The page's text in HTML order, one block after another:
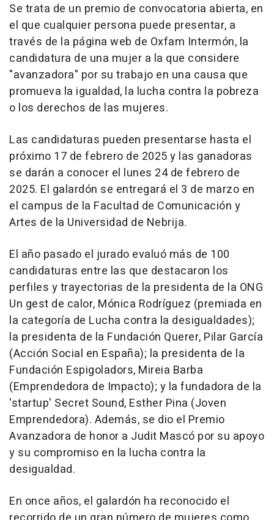
Se trata de un premio de convocatoria abierta, en
el que cualquier persona puede presentar, a
través de la página web de Oxfam Intermón, la
candidatura de una mujer a la que considere
"avanzadora" por su trabajo en una causa que
promueva la igualdad, la lucha contra la pobreza
o los derechos de las mujeres.
Las candidaturas pueden presentarse hasta el
próximo 17 de febrero de 2025 y las ganadoras
se darán a conocer el lunes 24 de febrero de
2025. El galardón se entregará el 3 de marzo en
el campus de la Facultad de Comunicación y
Artes de la Universidad de Nebrija.
El año pasado el jurado evaluó más de 100
candidaturas entre las que destacaron los
perfiles y trayectorias de la presidenta de la ONG
Un gest de calor, Mónica Rodríguez (premiada en
la categoría de Lucha contra la desigualdades);
la presidenta de la Fundación Querer, Pilar García
(Acción Social en España); la presidenta de la
Fundación Espigoladors, Mireia Barba
(Emprendedora de Impacto); y la fundadora de la
'startup' Secret Sound, Esther Pina (Joven
Emprendedora). Además, se dio el Premio
Avanzadora de honor a Judit Mascó por su apoyo
y su compromiso en la lucha contra la
desigualdad.
En once años, el galardón ha reconocido el